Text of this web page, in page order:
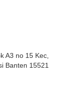
A3 no 15 Kec,
Banten 15521